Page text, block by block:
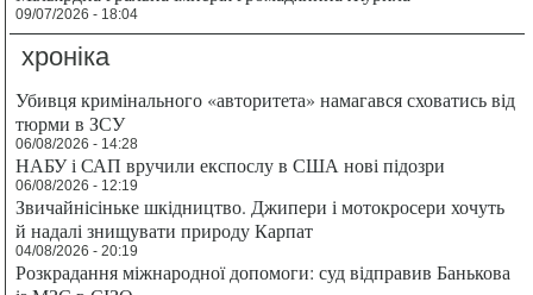
09/07/2026 - 18:04
хроніка
Убивця кримінального «авторитета» намагався сховатись від
тюрми в ЗСУ
06/08/2026 - 14:28
НАБУ і САП вручили експослу в США нові підозри
06/08/2026 - 12:19
Звичайнісіньке шкідництво. Джипери і мотокросери хочуть
й надалі знищувати природу Карпат
04/08/2026 - 20:19
Розкрадання міжнародної допомоги: суд відправив Банькова